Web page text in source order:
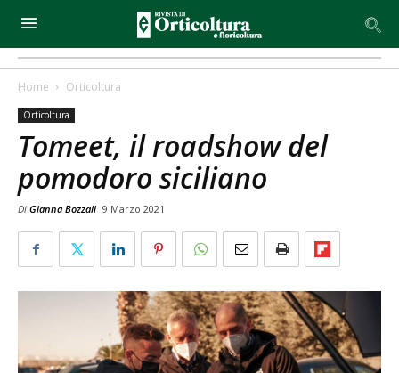
Home Orticoltura
Orticoltura
Tomeet, il roadshow del
pomodoro siciliano
Di Gianna Bozzali 9 Marzo 2021